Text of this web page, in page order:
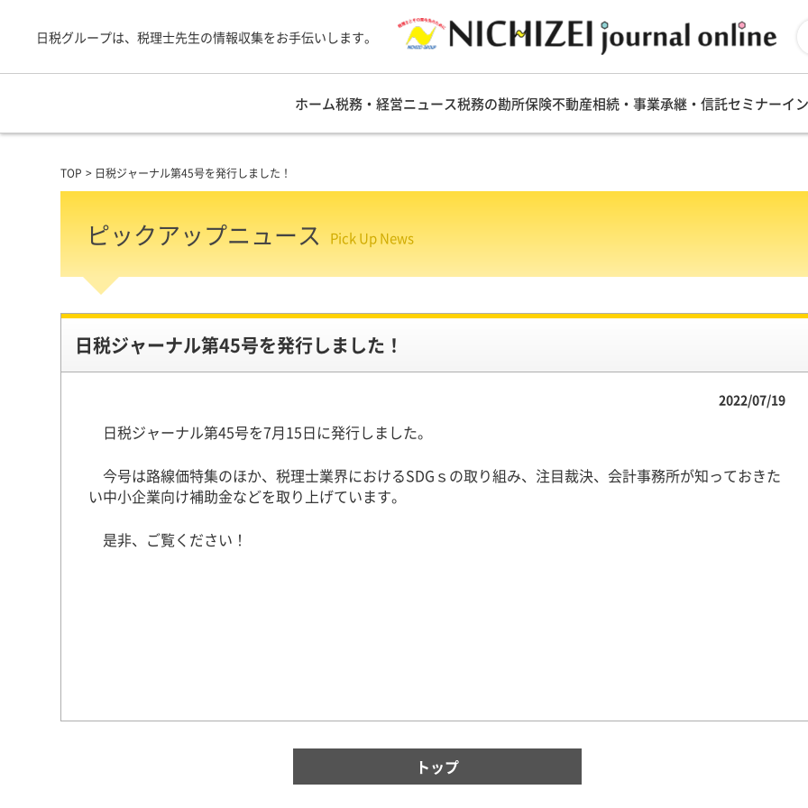
日税グループは、税理士先生の情報収集をお手伝いします。
ホーム税務・経営ニュース税務の勘所保険不動産相続・事業承継・信託セミナーイ
TOP 日税ジャーナル第45号を発行しました！
ピックアップニュース Pick Up News
日税ジャーナル第45号を発行しました！
2022/07/19
日税ジャーナル第45号を7月15日に発行しました。
今号は路線価特集のほか、税理士業界におけるSDGｓの取り組み、注目裁決、会計事務所が知っておきた
い中小企業向け補助金などを取り上げています。
是非、ご覧ください！
トップ